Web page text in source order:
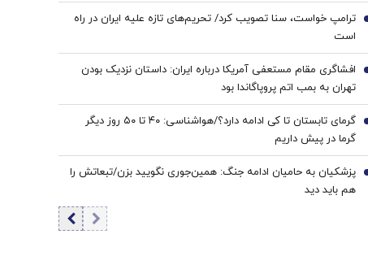
ترامپ خواست، سنا تصویب کرد/ تحریم‌های تازه علیه ایران در راه
است
افشاگری مقام مستعفی آمریکا درباره ایران: داستان نزدیک بودن
تهران به بمب اتم پروپاگاندا بود
گرمای تابستان تا کی ادامه دارد؟/هواشناسی: ۴۰ تا ۵۰ روز دیگر
گرما در پیش داریم
پزشکیان به حامیان ادامه جنگ: همین‌جوری نگویید بزن/تبعاتش را
هم باید دید